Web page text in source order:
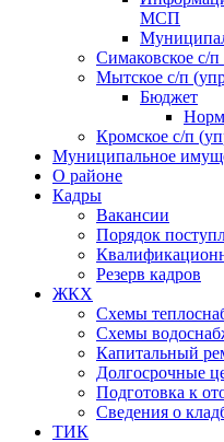
МСП
Симаковское с/п
Мытское с/п
Бюджет
Кромское с/п
Муниципальное
О районе
Кадры
Вакансии
Порядок
Резерв кадров
ЖКХ
Схемы
Схемы
Капитальный
Долгосрочные
Подготовка к
Сведения о
ТИК